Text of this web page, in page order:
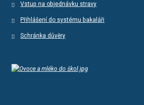
Vstup na objednávku stravy
Přihlášení do systému bakaláři
Schránka důvěry